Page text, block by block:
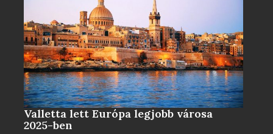
Valletta lett Európa legjobb városa
2025-ben